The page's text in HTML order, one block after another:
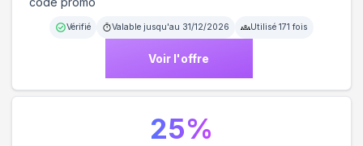
Vérifié Valable jusqu'au 31/12/2026 Utilisé 171 fois
Voir l'offre
25%